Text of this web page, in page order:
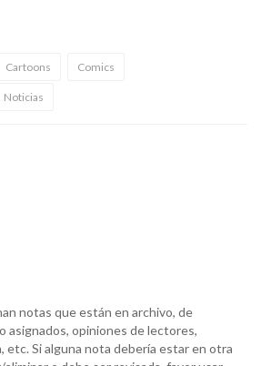
Cartoons Comics
Noticias
notas que están en archivo, de
asignados, opiniones de lectores,
etc. Si alguna nota debería estar en otra